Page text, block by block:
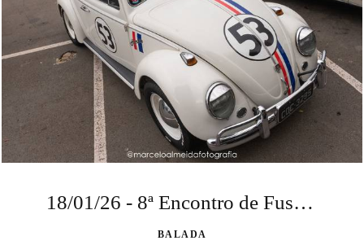
18/01/26 - 8ª Encontro de Fusca & Cia
BALADA